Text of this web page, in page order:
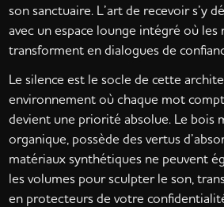
son sanctuaire. L’art de recevoir s’y
avec un espace lounge intégré où les
transforment en dialogues de
Le silence est le socle de cette
environnement où chaque mot
devient une priorité absolue. Le bois
organique, possède des vertus
matériaux synthétiques ne peuvent
les volumes pour sculpter le son,
en protecteurs de votre